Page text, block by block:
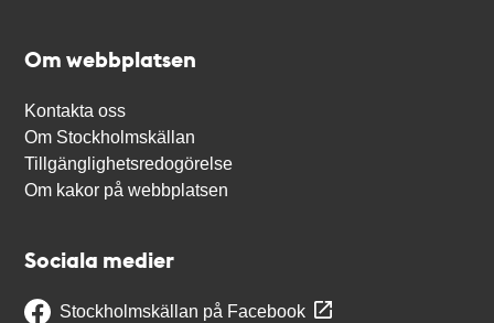
Om webbplatsen
Kontakta oss
Om Stockholmskällan
Tillgänglighetsredogörelse
Om kakor på webbplatsen
Sociala medier
Stockholmskällan på Facebook